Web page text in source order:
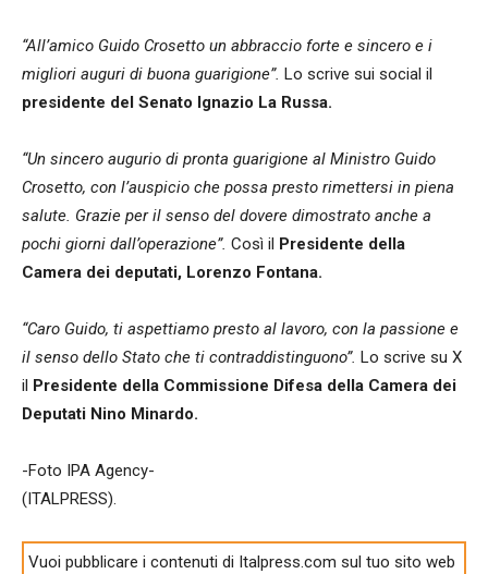
“All’amico Guido Crosetto un abbraccio forte e sincero e i
migliori auguri di buona guarigione”. Lo scrive sui social il
presidente del Senato Ignazio La Russa.
“Un sincero augurio di pronta guarigione al Ministro Guido
Crosetto, con l’auspicio che possa presto rimettersi in piena
salute. Grazie per il senso del dovere dimostrato anche a
pochi giorni dall’operazione”. Così il Presidente della
Camera dei deputati, Lorenzo Fontana.
“Caro Guido, ti aspettiamo presto al lavoro, con la passione e
il senso dello Stato che ti contraddistinguono”. Lo scrive su X
il Presidente della Commissione Difesa della Camera dei
Deputati Nino Minardo.
-Foto IPA Agency-
(ITALPRESS).
Vuoi pubblicare i contenuti di Italpress.com sul tuo sito web